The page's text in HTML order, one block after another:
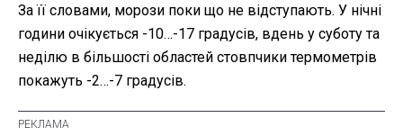
За її словами, морози поки що не відступають. У нічні
години очікується -10…-17 градусів, вдень у суботу та
неділю в більшості областей стовпчики термометрів
покажуть -2…-7 градусів.